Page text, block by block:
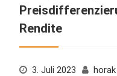
Rendite
3. Juli 2023